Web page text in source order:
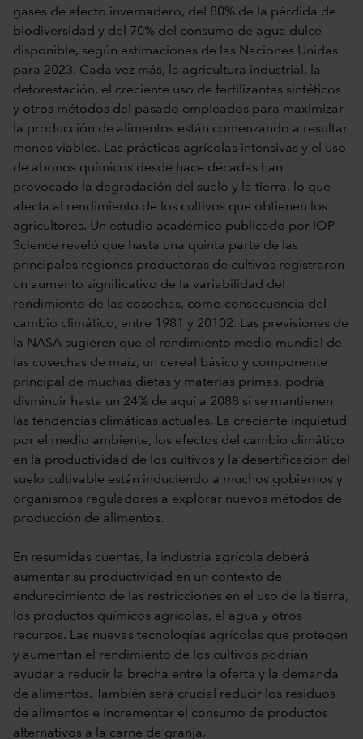
gases de efecto invernadero, del 80% de la pérdida de
biodiversidad y del 70% del consumo de agua dulce
disponible, según estimaciones de las Naciones Unidas
para 2023. Cada vez más, la agricultura industrial, la
deforestación, el creciente uso de fertilizantes sintéticos
y otros métodos del pasado empleados para maximizar
la producción de alimentos están comenzando a resultar
menos viables. Las prácticas agrícolas intensivas y el uso
de abonos químicos desde hace décadas han
provocado la degradación del suelo y la tierra, lo que
afecta al rendimiento de los cultivos que obtienen los
agricultores. Un estudio académico publicado por IOP
Science reveló que hasta una quinta parte de las
principales regiones productoras de cultivos registraron
un aumento significativo de la variabilidad del
rendimiento de las cosechas, como consecuencia del
cambio climático, entre 1981 y 20102. Las previsiones de
la NASA sugieren que el rendimiento medio mundial de
las cosechas de maíz, un cereal básico y componente
principal de muchas dietas y materias primas, podría
disminuir hasta un 24% de aquí a 2088 si se mantienen
las tendencias climáticas actuales. La creciente inquietud
por el medio ambiente, los efectos del cambio climático
en la productividad de los cultivos y la desertificación del
suelo cultivable están induciendo a muchos gobiernos y
organismos reguladores a explorar nuevos métodos de
producción de alimentos.
En resumidas cuentas, la industria agrícola deberá
aumentar su productividad en un contexto de
endurecimiento de las restricciones en el uso de la tierra,
los productos químicos agrícolas, el agua y otros
recursos. Las nuevas tecnologías agrícolas que protegen
y aumentan el rendimiento de los cultivos podrían
ayudar a reducir la brecha entre la oferta y la demanda
de alimentos. También será crucial reducir los residuos
de alimentos e incrementar el consumo de productos
alternativos a la carne de granja.